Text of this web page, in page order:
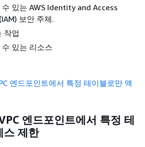
있는 AWS Identity and Access
보안 주체.
작업
있는 리소스
엔드포인트에서 특정 테이블로만 액
엔드포인트에서 특정 테
스 제한